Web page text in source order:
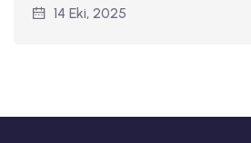
14 Eki, 2025